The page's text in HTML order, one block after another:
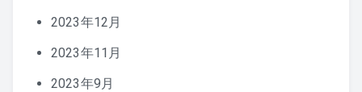
2023年12月
2023年11月
2023年9月